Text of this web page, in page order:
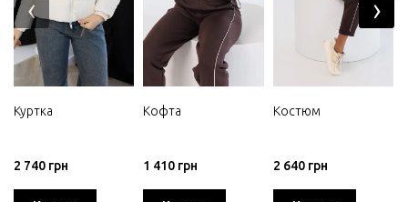
Куртка
2 740 грн
Кофта
1 410 грн
Костюм
2 640 грн
‹ ›